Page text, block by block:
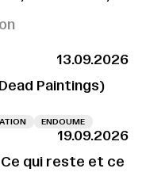
13.09.2026
Paintings)
ENDOUME
19.09.2026
Ce qui reste et ce